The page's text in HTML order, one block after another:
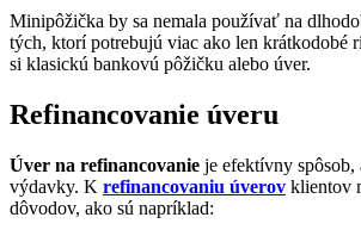
Minipôžička by sa nemala používať na
tých, ktorí potrebujú viac ako len krátkodobé
si klasickú bankovú pôžičku alebo úver.
Refinancovanie úveru
Úver na refinancovanie je efektívny
výdavky. K refinancovaniu úverov klientov
dôvodov, ako sú napríklad: